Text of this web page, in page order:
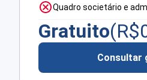
Quadro societário e
Gratuito(R$
Consultar